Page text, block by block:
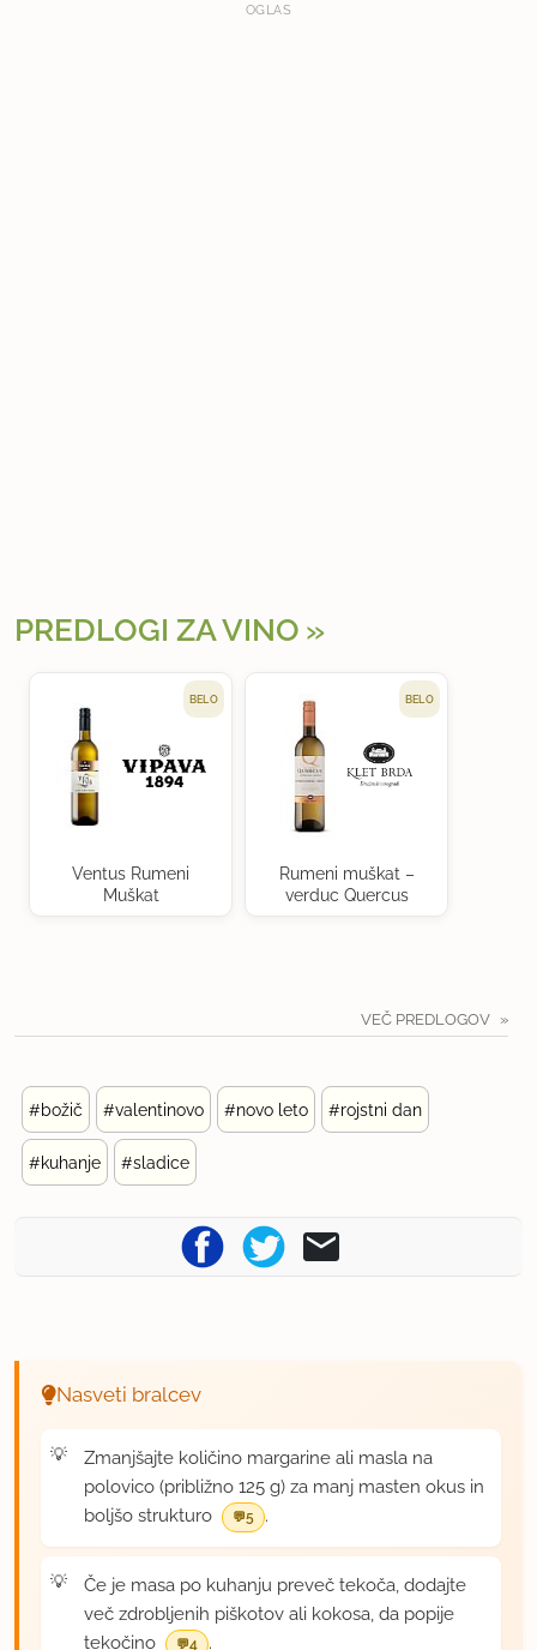
OGLAS
PREDLOGI ZA VINO
BELO
Ventus Rumeni
Muškat
BELO
Rumeni muškat –
verduc Quercus
VEČ PREDLOGOV
#božič #valentinovo #novo leto #rojstni dan
#kuhanje #sladice
Nasveti bralcev
Zmanjšajte količino margarine ali masla na
polovico (približno 125 g) za manj masten okus in
boljšo strukturo
5 .
Če je masa po kuhanju preveč tekoča, dodajte
več zdrobljenih piškotov ali kokosa, da popije
tekočino
4 .